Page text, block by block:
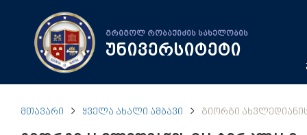
გრიგოლ რობაქიძის სახელობის
უნივერსიტეტი
ᲛᲗᲐᲕᲐᲠᲘ ᲧᲕᲔᲚᲐ ᲐᲮᲐᲚᲘ ᲐᲛᲑᲐᲕᲘ ᲒᲘᲝᲠᲒᲘ